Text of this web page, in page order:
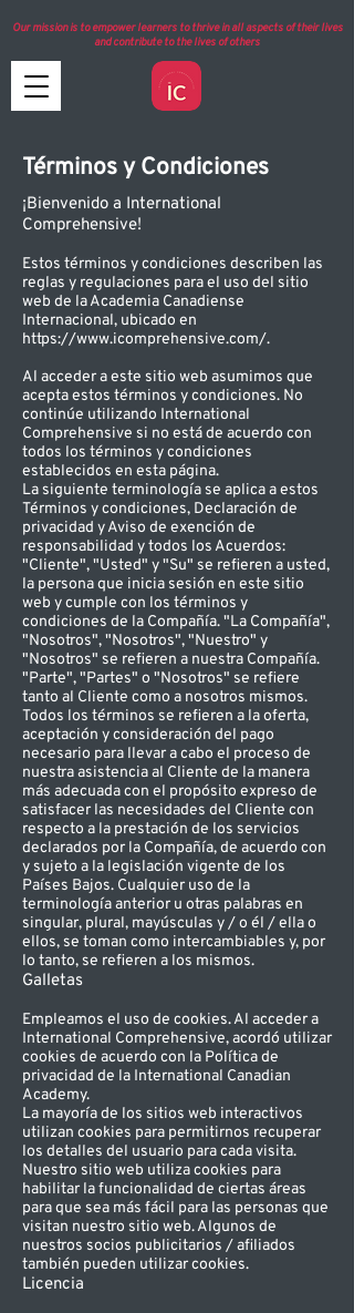
Our mission is to empower learners to thrive in all aspects of their lives
and contribute to the lives of others
Términos y Condiciones
¡Bienvenido a International
Comprehensive!
Estos términos y condiciones describen las
reglas y regulaciones para el uso del sitio
web de la Academia Canadiense
Internacional, ubicado en
https://www.icomprehensive.com/.
Al acceder a este sitio web asumimos que
acepta estos términos y condiciones. No
continúe utilizando International
Comprehensive si no está de acuerdo con
todos los términos y condiciones
establecidos en esta página.
La siguiente terminología se aplica a estos
Términos y condiciones, Declaración de
privacidad y Aviso de exención de
responsabilidad y todos los Acuerdos:
"Cliente", "Usted" y "Su" se refieren a usted,
la persona que inicia sesión en este sitio
web y cumple con los términos y
condiciones de la Compañía. "La Compañía",
"Nosotros", "Nosotros", "Nuestro" y
"Nosotros" se refieren a nuestra Compañía.
"Parte", "Partes" o "Nosotros" se refiere
tanto al Cliente como a nosotros mismos.
Todos los términos se refieren a la oferta,
aceptación y consideración del pago
necesario para llevar a cabo el proceso de
nuestra asistencia al Cliente de la manera
más adecuada con el propósito expreso de
satisfacer las necesidades del Cliente con
respecto a la prestación de los servicios
declarados por la Compañía, de acuerdo con
y sujeto a la legislación vigente de los
Países Bajos. Cualquier uso de la
terminología anterior u otras palabras en
singular, plural, mayúsculas y / o él / ella o
ellos, se toman como intercambiables y, por
lo tanto, se refieren a los mismos.
Galletas
Empleamos el uso de cookies. Al acceder a
International Comprehensive, acordó utilizar
cookies de acuerdo con la Política de
privacidad de la International Canadian
Academy.
La mayoría de los sitios web interactivos
utilizan cookies para permitirnos recuperar
los detalles del usuario para cada visita.
Nuestro sitio web utiliza cookies para
habilitar la funcionalidad de ciertas áreas
para que sea más fácil para las personas que
visitan nuestro sitio web. Algunos de
nuestros socios publicitarios / afiliados
también pueden utilizar cookies.
Licencia